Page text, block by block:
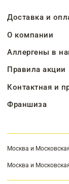
Доставка и
О компании
Аллергены в
Правила акции
Контактная и
Франшиза
Москва и
Москва и